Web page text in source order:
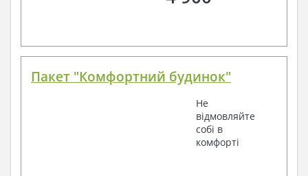
Пакет "Комфортний будинок"
Не
відмовляйте
собі в
комфорті